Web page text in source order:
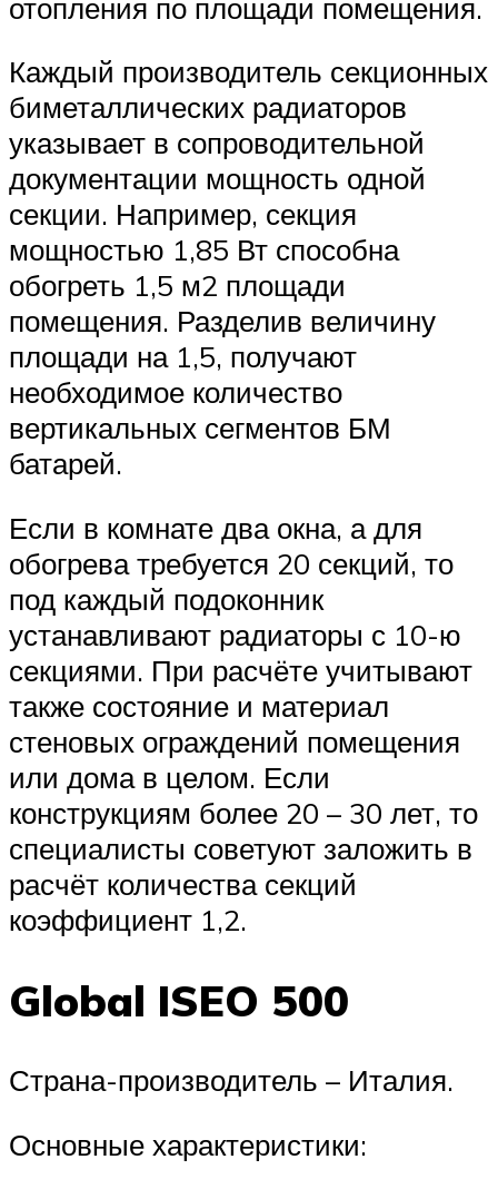
отопления по площади помещения.
Каждый производитель секционных
биметаллических радиаторов
указывает в сопроводительной
документации мощность одной
секции. Например, секция
мощностью 1,85 Вт способна
обогреть 1,5 м2 площади
помещения. Разделив величину
площади на 1,5, получают
необходимое количество
вертикальных сегментов БМ
батарей.
Если в комнате два окна, а для
обогрева требуется 20 секций, то
под каждый подоконник
устанавливают радиаторы с 10-ю
секциями. При расчёте учитывают
также состояние и материал
стеновых ограждений помещения
или дома в целом. Если
конструкциям более 20 – 30 лет, то
специалисты советуют заложить в
расчёт количества секций
коэффициент 1,2.
Global ISEO 500
Страна-производитель – Италия.
Основные характеристики: